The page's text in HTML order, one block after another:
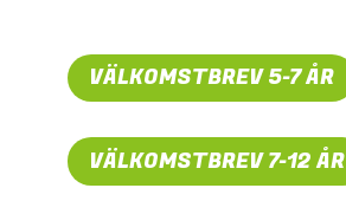
VÄLKOMSTBREV 5-7 ÅR
VÄLKOMSTBREV 7-12 ÅR